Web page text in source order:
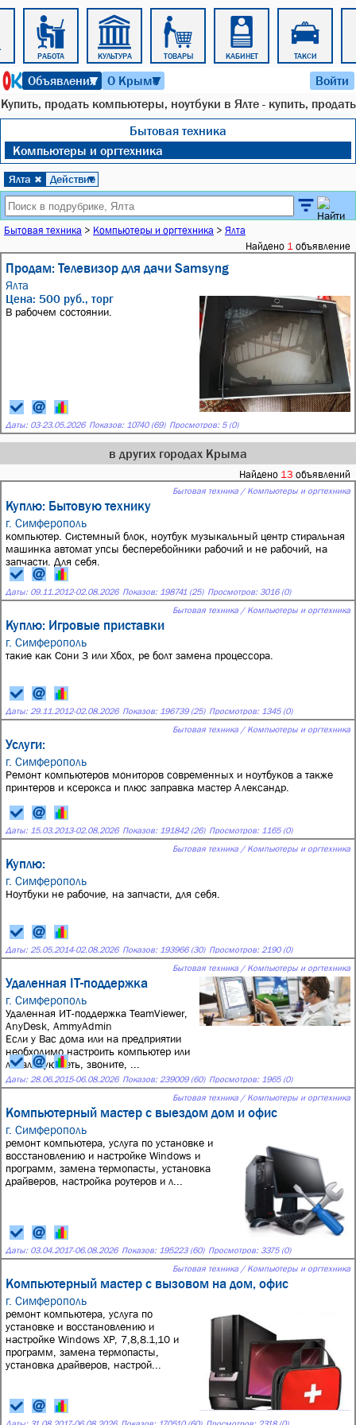
РАБОТА КУЛЬТУРА ТОВАРЫ КАБИНЕТ ТАКСИ
Объявления
▼ О Крыме
▼ Войти
Купить, продать компьютеры, ноутбуки в Ялте - купить, продать
Бытовая техника
Компьютеры и оргтехника
Ялта ✖ Действие
▼
Бытовая техника > Компьютеры и оргтехника > Ялта
Найдено 1 объявление
Продам: Телевизор для дачи Samsyng
Ялта
Цена: 500 руб., торг
В рабочем состоянии.
Даты: 03-23.05.2026 Показов: 10740 (69) Просмотров: 5 (0)
в других городах Крыма
Найдено 13 объявлений
Бытовая техника / Компьютеры и оргтехника
Куплю: Бытовую технику
г. Симферополь
компьютер. Системный блок, ноутбук музыкальный центр стиральная
машинка автомат упсы бесперебойники рабочий и не рабочий, на
запчасти. Для себя.
Даты: 09.11.2012-02.08.2026 Показов: 198741 (25) Просмотров: 3016 (0)
Бытовая техника / Компьютеры и оргтехника
Куплю: Игровые приставки
г. Симферополь
такие как Сони 3 или Хбох, ре болт замена процессора.
Даты: 29.11.2012-02.08.2026 Показов: 196739 (25) Просмотров: 1345 (0)
Бытовая техника / Компьютеры и оргтехника
Услуги:
г. Симферополь
Ремонт компьютеров мониторов современных и ноутбуков а также
принтеров и ксерокса и плюс заправка мастер Александр.
Даты: 15.03.2013-02.08.2026 Показов: 191842 (26) Просмотров: 1165 (0)
Бытовая техника / Компьютеры и оргтехника
Куплю:
г. Симферополь
Ноутбуки не рабочие, на запчасти, для себя.
Даты: 25.05.2014-02.08.2026 Показов: 193966 (30) Просмотров: 2190 (0)
Бытовая техника / Компьютеры и оргтехника
Удаленная IT-поддержка
г. Симферополь
Удаленная ИТ-поддержка TeamViewer,
AnyDesk, AmmyAdmin
Если у Вас дома или на предприятии
необходимо настроить компьютер или
локальную сеть, звоните, ...
Даты: 28.06.2015-06.08.2026 Показов: 239009 (60) Просмотров: 1965 (0)
Бытовая техника / Компьютеры и оргтехника
Компьютерный мастер с выездом дом и офис
г. Симферополь
ремонт компьютера, услуга по установке и
восстановлению и настройке Windows и
программ, замена термопасты, установка
драйверов, настройка роутеров и л...
Даты: 03.04.2017-06.08.2026 Показов: 195223 (60) Просмотров: 3375 (0)
Бытовая техника / Компьютеры и оргтехника
Компьютерный мастер с вызовом на дом, офис
г. Симферополь
ремонт компьютера, услуга по
установке и восстановлению и
настройке Windows XP, 7,8,8.1,10 и
программ, замена термопасты,
установка драйверов, настрой...